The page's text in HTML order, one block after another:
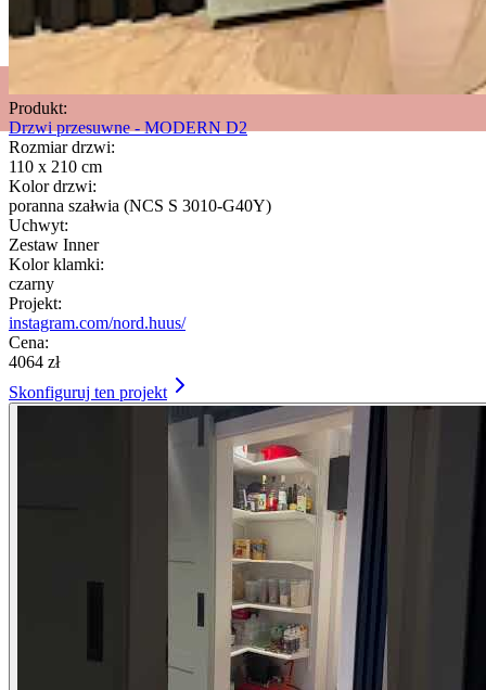
Produkt:
Drzwi przesuwne - MODERN D2
Rozmiar drzwi:
110 x 210 cm
Kolor drzwi:
poranna szałwia (NCS S 3010-G40Y)
Uchwyt:
Zestaw Inner
Kolor klamki:
czarny
Projekt:
instagram.com/nord.huus/
Cena:
4064 zł
Skonfiguruj ten projekt